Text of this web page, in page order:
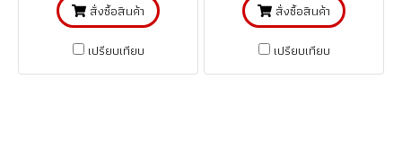
สั่งซื้อสินค้า
เปรียบเทียบ
สั่งซื้อสินค้า
เปรียบเทียบ